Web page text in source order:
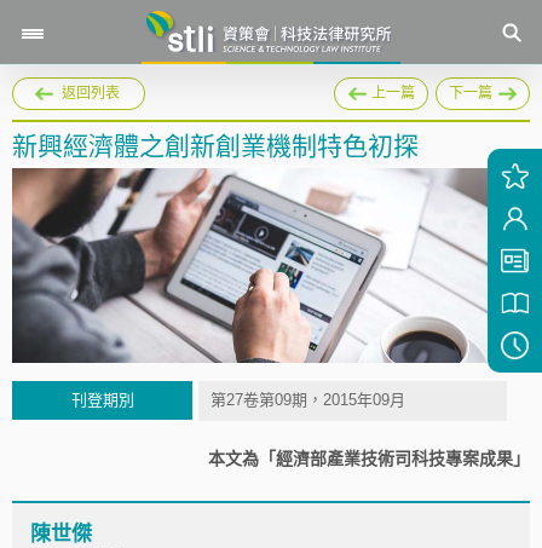
返回列表 上一篇 下一篇
新興經濟體之創新創業機制特色初探
刊登期別 第27卷第09期，2015年09月
本文為「經濟部產業技術司科技專案成果」
陳世傑